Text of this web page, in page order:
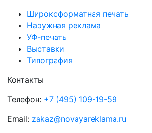
Широкоформатная печать
Наружная реклама
УФ-печать
Выставки
Типография
Контакты
Телефон: +7 (495) 109-19-59
Email: zakaz@novayareklama.ru